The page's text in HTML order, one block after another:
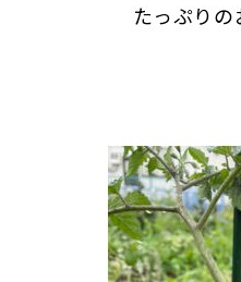
たっぷり